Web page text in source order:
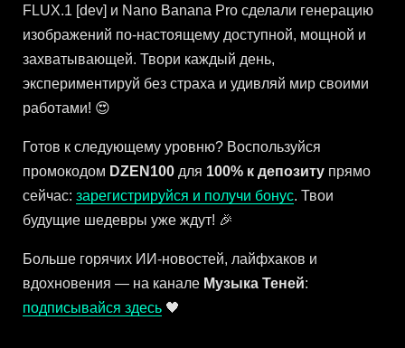
FLUX.1 [dev] и Nano Banana Pro сделали генерацию
изображений по-настоящему доступной, мощной и
захватывающей. Твори каждый день,
экспериментируй без страха и удивляй мир своими
работами! 😍
Готов к следующему уровню? Воспользуйся
промокодом DZEN100 для 100% к депозиту прямо
сейчас: зарегистрируйся и получи бонус. Твои
будущие шедевры уже ждут! 🎉
Больше горячих ИИ-новостей, лайфхаков и
вдохновения — на канале Музыка Теней:
подписывайся здесь 🖤